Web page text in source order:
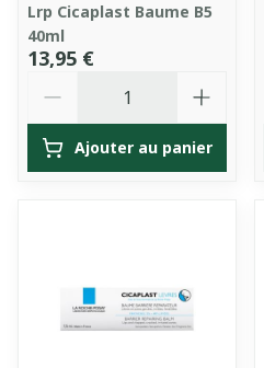
Lrp Cicaplast Baume B5
40ml
13,95 €
Ajouter au panier